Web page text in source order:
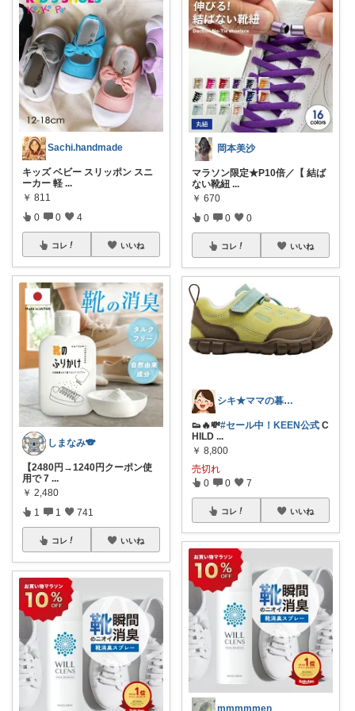
Sachi.handmade
キッズ ベビー スリッポン スニ
ーカー 軽 ...
￥ 811
0 0 4
コレ いいね
しまなみ🐨
【2480円→1240円クーポン使
用で 7 ...
￥ 2,480
1 1 741
コレ いいね
岡本美沙
マラソン限定★P10倍／【 結ば
ない靴紐 ...
￥ 670
0 0 0
コレ いいね
シキ★ママの暮らし、キッズ
👟🔥💸#セール中！KEEN公式 C
HILD ...
￥ 8,800
売切れ
0 0 7
コレ いいね
mmmmmen